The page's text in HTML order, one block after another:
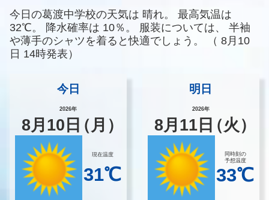
今日の葛渡中学校の天気は 晴れ。
最高気温は
32℃。
降水確率は 10％。 服装については、
半袖
や薄手のシャツを着ると快適でしょう。
（ 8月10
日 14時発表）
今日
2026年
8月 10 日（月）
現在温度
31℃
明日
2026年
8月 11日（火）
同時刻の
予想温度
33℃